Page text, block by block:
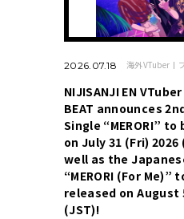
2026.07.18 海外VTuber
NIJISANJI EN
BEAT announces
Single “MERORI”
on July 31 (Fri) 2026
well as the
“MERORI (For Me)”
released on August
(JST)!